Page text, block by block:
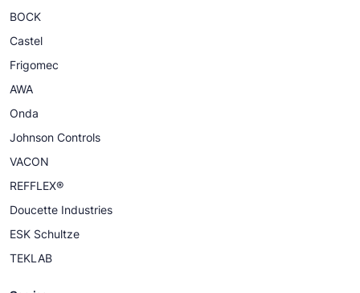
BOCK
Castel
Frigomec
AWA
Onda
Johnson Controls
VACON
REFFLEX®
Doucette Industries
ESK Schultze
TEKLAB